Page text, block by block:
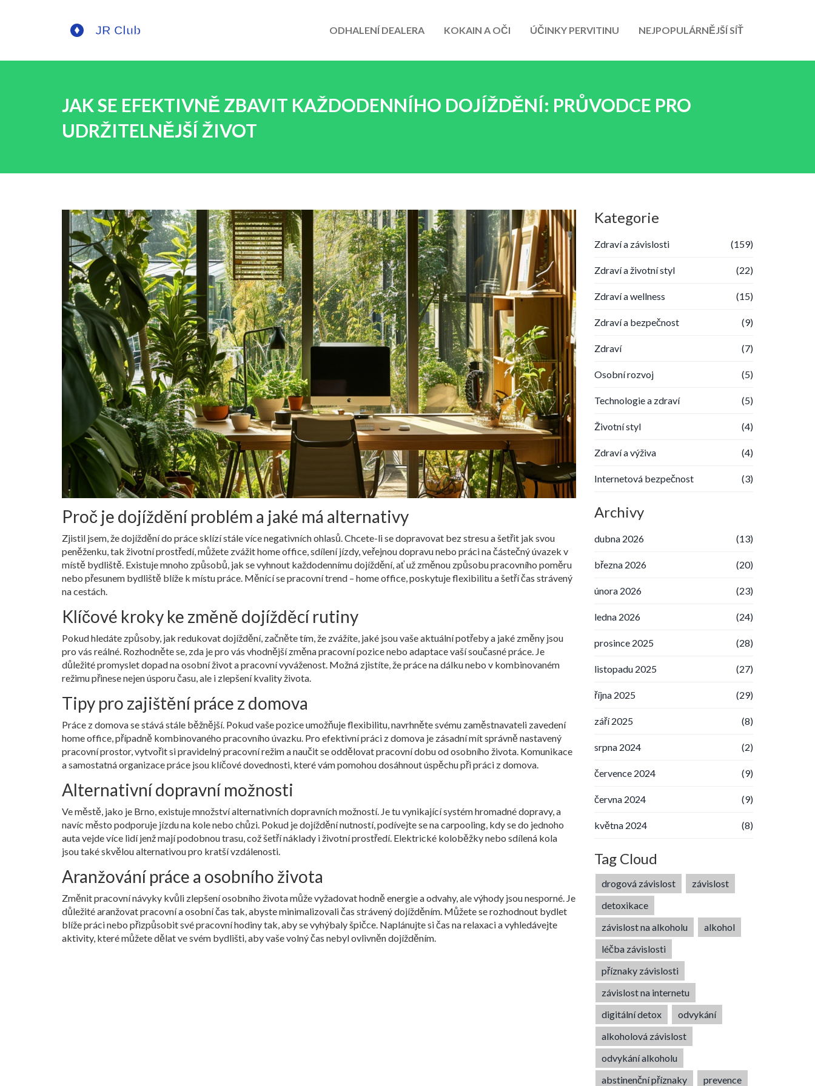
ODHALENÍ DEALERA KOKAIN A OČI ÚČINKY PERVITINU NEJPOPULÁRNĚJŠÍ SÍŤ
JAK SE EFEKTIVNĚ ZBAVIT KAŽDODENNÍHO DOJÍŽDĚNÍ: PRŮVODCE PRO
UDRŽITELNĚJŠÍ ŽIVOT
Proč je dojíždění problém a jaké má alternativy
Zjistil jsem, že dojíždění do práce sklízí stále více negativních ohlasů. Chcete-li se dopravovat bez stresu a šetřit jak svou
peněženku, tak životní prostředí, můžete zvážit home office, sdílení jízdy, veřejnou dopravu nebo práci na částečný úvazek v
místě bydliště. Existuje mnoho způsobů, jak se vyhnout každodennímu dojíždění, ať už změnou způsobu pracovního poměru
nebo přesunem bydliště blíže k místu práce. Měnící se pracovní trend – home office, poskytuje flexibilitu a šetří čas strávený
na cestách.
Klíčové kroky ke změně dojížděcí rutiny
Pokud hledáte způsoby, jak redukovat dojíždění, začněte tím, že zvážíte, jaké jsou vaše aktuální potřeby a jaké změny jsou
pro vás reálné. Rozhodněte se, zda je pro vás vhodnější změna pracovní pozice nebo adaptace vaší současné práce. Je
důležité promyslet dopad na osobní život a pracovní vyváženost. Možná zjistíte, že práce na dálku nebo v kombinovaném
režimu přinese nejen úsporu času, ale i zlepšení kvality života.
Tipy pro zajištění práce z domova
Práce z domova se stává stále běžnější. Pokud vaše pozice umožňuje flexibilitu, navrhněte svému zaměstnavateli zavedení
home office, případně kombinovaného pracovního úvazku. Pro efektivní práci z domova je zásadní mít správně nastavený
pracovní prostor, vytvořit si pravidelný pracovní režim a naučit se oddělovat pracovní dobu od osobního života. Komunikace
a samostatná organizace práce jsou klíčové dovednosti, které vám pomohou dosáhnout úspěchu při práci z domova.
Alternativní dopravní možnosti
Ve městě, jako je Brno, existuje množství alternativních dopravních možností. Je tu vynikající systém hromadné dopravy, a
navíc město podporuje jízdu na kole nebo chůzi. Pokud je dojíždění nutností, podívejte se na carpooling, kdy se do jednoho
auta vejde více lidí jenž mají podobnou trasu, což šetří náklady i životní prostředí. Elektrické koloběžky nebo sdílená kola
jsou také skvělou alternativou pro kratší vzdálenosti.
Aranžování práce a osobního života
Změnit pracovní návyky kvůli zlepšení osobního života může vyžadovat hodně energie a odvahy, ale výhody jsou nesporné. Je
důležité aranžovat pracovní a osobní čas tak, abyste minimalizovali čas strávený dojížděním. Můžete se rozhodnout bydlet
blíže práci nebo přizpůsobit své pracovní hodiny tak, aby se vyhýbaly špičce. Naplánujte si čas na relaxaci a vyhledávejte
aktivity, které můžete dělat ve svém bydlišti, aby vaše volný čas nebyl ovlivněn dojížděním.
Kategorie
Zdraví a závislosti (159)
Zdraví a životní styl (22)
Zdraví a wellness (15)
Zdraví a bezpečnost (9)
Zdraví (7)
Osobní rozvoj (5)
Technologie a zdraví (5)
Životní styl (4)
Zdraví a výživa (4)
Internetová bezpečnost (3)
Archivy
dubna 2026 (13)
března 2026 (20)
února 2026 (23)
ledna 2026 (24)
prosince 2025 (28)
listopadu 2025 (27)
října 2025 (29)
září 2025 (8)
srpna 2024 (2)
července 2024 (9)
června 2024 (9)
května 2024 (8)
Tag Cloud
drogová závislost
závislost
detoxikace
závislost na alkoholu
alkohol
léčba závislosti
příznaky závislosti
závislost na internetu
digitální detox
odvykání
alkoholová závislost
odvykání alkoholu
abstinenční příznaky
prevence